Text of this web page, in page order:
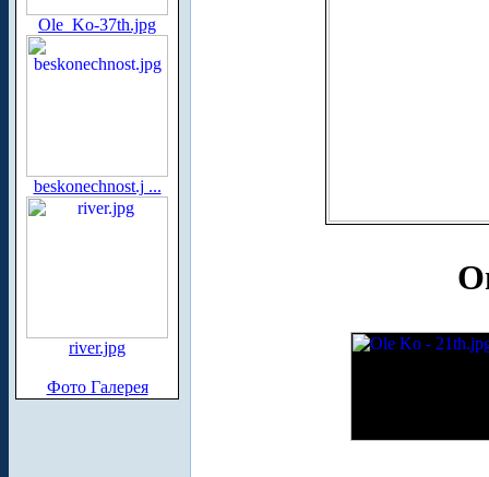
Ole_Ko-37th.jpg
beskonechnost.j ...
river.jpg
Фото Галерея